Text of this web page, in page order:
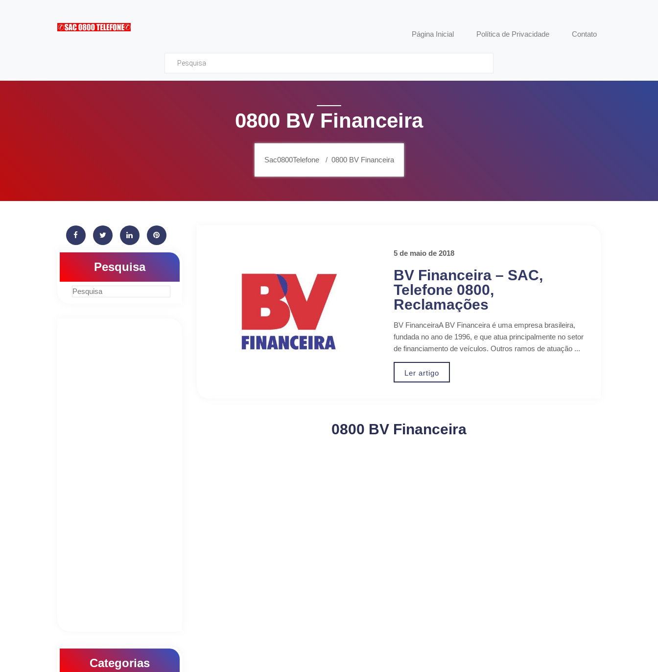
Sac0800Telefone
Página Inicial Política de Privacidade Contato
0800 BV Financeira
Sac0800Telefone 0800 BV Financeira
5 de maio de 2018
BV Financeira – SAC,
Telefone 0800,
Reclamações
BV FinanceiraA BV Financeira é uma empresa brasileira,
fundada no ano de 1996, e que atua principalmente no setor
de financiamento de veículos. Outros ramos de atuação ...
Ler artigo
0800 BV Financeira
Pesquisa
Categorias